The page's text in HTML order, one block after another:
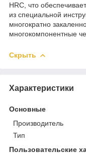
HRC, что
из специальной
многократно
многокомпонентные
Скрыть
Характеристики
Основные
Производитель
Тип
Пользовательские